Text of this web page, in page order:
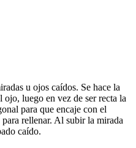
u ojos caídos. Se hace la
luego en vez de ser recta la
para que encaje con el
rellenar. Al subir la mirada
caído.